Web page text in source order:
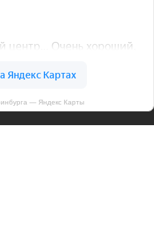
— Яндекс Карты